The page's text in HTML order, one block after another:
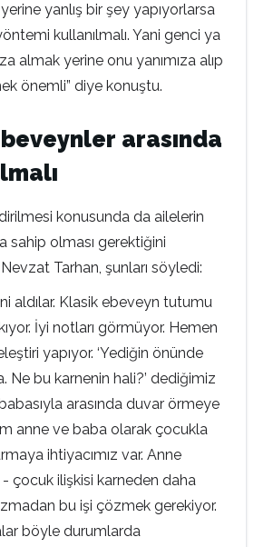
yanlış bir şey yapıyorlarsa
kullanılmalı. Yani genci ya
almak yerine onu yanımıza alıp
önemli” diye konuştu.
arasında
konusunda da ailelerin
sahip olması gerektiğini
Tarhan, şunları söyledi:
aldılar. Klasik ebeveyn tutumu
İyi notları görmüyor. Hemen
yapıyor. ‘Yediğin önünde
Ne bu karnenin hali?’ dediğimiz
arasında duvar örmeye
anne ve baba olarak çocukla
ihtiyacımız var. Anne
çocuk ilişkisi karneden daha
bu işi çözmek gerekiyor.
böyle durumlarda